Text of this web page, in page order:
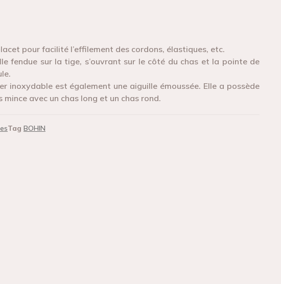
pour facilité l’effilement des cordons, élastiques, etc.
fendue sur la tige, s’ouvrant sur le côté du chas et la pointe de
inoxydable est également une aiguille émoussée. Elle a possède
avec un chas long et un chas rond.
Tag BOHIN